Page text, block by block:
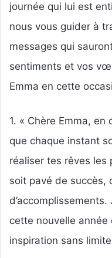
journée qui lui est
nous vous guider à
messages qui
sentiments et vos
Emma en cette
1. « Chère Emma,
que chaque instant
réaliser tes rêves les
soit pavé de succès,
cette nouvelle année
inspiration sans